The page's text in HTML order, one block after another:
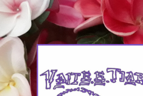
Livraison sous 24/48h en Métropole - Frais
euros d'achat en Métropole, dès 150 euros